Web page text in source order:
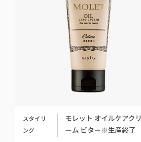
スタイリ
ング
モレット オイルケアクリ
ーム ビター※生産終了